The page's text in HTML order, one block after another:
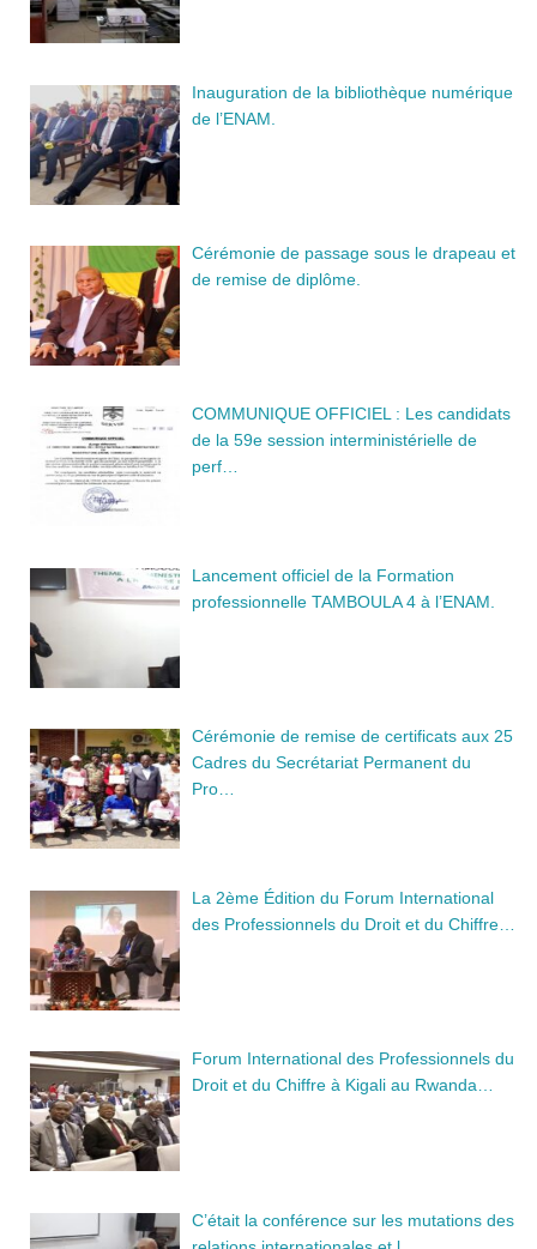
Inauguration de la bibliothèque numérique
de l’ENAM.
Cérémonie de passage sous le drapeau et
de remise de diplôme.
COMMUNIQUE OFFICIEL : Les candidats
de la 59e session interministérielle de
perf…
Lancement officiel de la Formation
professionnelle TAMBOULA 4 à l’ENAM.
Cérémonie de remise de certificats aux 25
Cadres du Secrétariat Permanent du
Pro…
La 2ème Édition du Forum International
des Professionnels du Droit et du Chiffre…
Forum International des Professionnels du
Droit et du Chiffre à Kigali au Rwanda…
C’était la conférence sur les mutations des